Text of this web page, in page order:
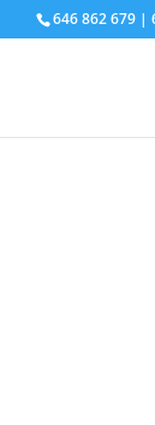
646 862 679 |